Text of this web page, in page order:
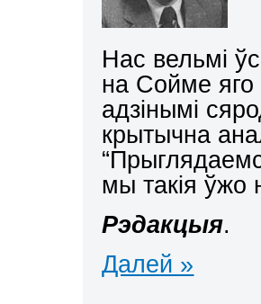
Нас вельмі
на Сойме яго
адзінымі
крытычна
мы такія ўжо
Рэдакцыя.
Далей »